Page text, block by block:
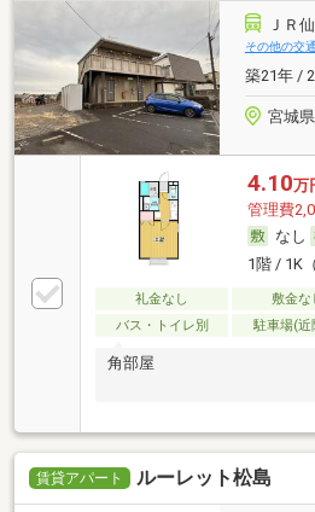
ＪＲ
その他の交通
築21年 /
宮城
4.10万
管理費
なし
1階 / 1K
礼金なし 敷金な
バス・トイレ別
駐車場(近
角部屋
賃貸アパート ルーレット松島